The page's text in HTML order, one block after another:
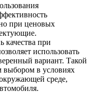
при ценовых
качества при
использовать
вариант. Такой
выбором в условиях
среде,